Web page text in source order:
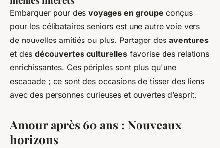
Embarquer pour des voyages en groupe conçus
pour les célibataires seniors est une autre voie vers
de nouvelles amitiés ou plus. Partager des aventures
et des découvertes culturelles favorise des relations
enrichissantes. Ces périples sont plus qu'une
escapade ; ce sont des occasions de tisser des liens
avec des personnes curieuses et ouvertes d’esprit.
Amour après 60 ans : Nouveaux
horizons